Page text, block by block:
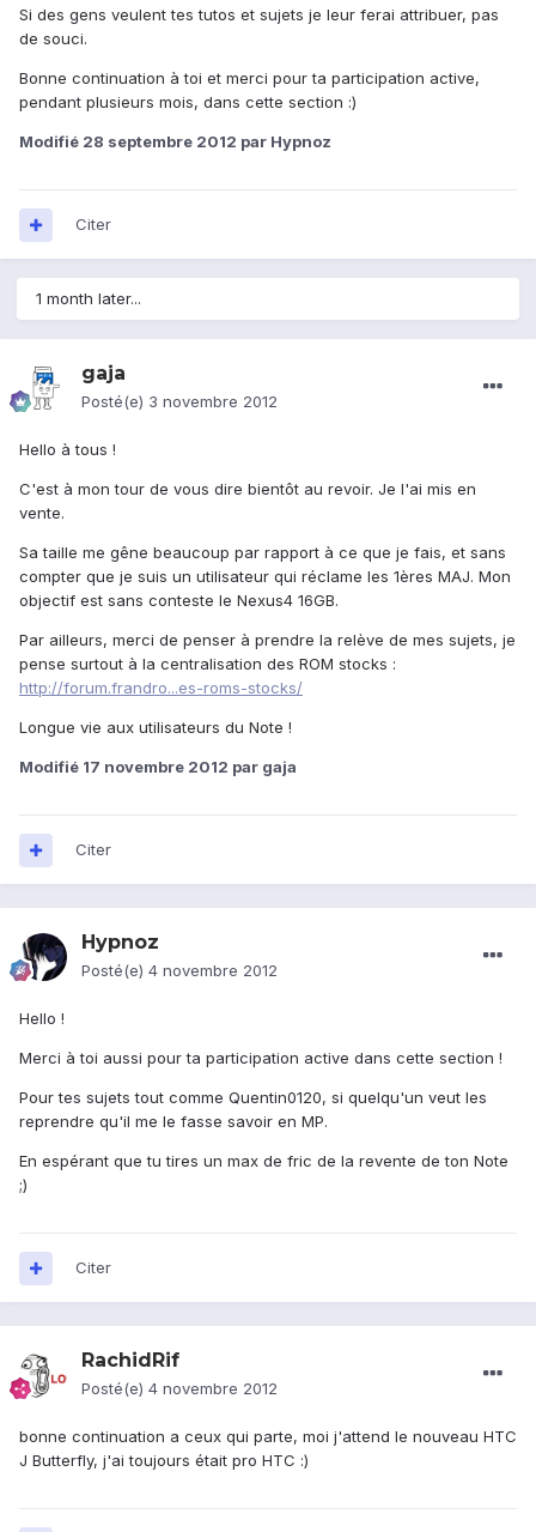
Si des gens veulent tes tutos et sujets je leur ferai attribuer, pas
de souci.
Bonne continuation à toi et merci pour ta participation active,
pendant plusieurs mois, dans cette section :)
Modifié 28 septembre 2012 par Hypnoz
Citer
1 month later...
gaja
Posté(e) 3 novembre 2012
Hello à tous !
C'est à mon tour de vous dire bientôt au revoir. Je l'ai mis en
vente.
Sa taille me gêne beaucoup par rapport à ce que je fais, et sans
compter que je suis un utilisateur qui réclame les 1ères MAJ. Mon
objectif est sans conteste le Nexus4 16GB.
Par ailleurs, merci de penser à prendre la relève de mes sujets, je
pense surtout à la centralisation des ROM stocks :
http://forum.frandro...es-roms-stocks/
Longue vie aux utilisateurs du Note !
Modifié 17 novembre 2012 par gaja
Citer
Hypnoz
Posté(e) 4 novembre 2012
Hello !
Merci à toi aussi pour ta participation active dans cette section !
Pour tes sujets tout comme Quentin0120, si quelqu'un veut les
reprendre qu'il me le fasse savoir en MP.
En espérant que tu tires un max de fric de la revente de ton Note
;)
Citer
RachidRif
Posté(e) 4 novembre 2012
bonne continuation a ceux qui parte, moi j'attend le nouveau HTC
J Butterfly, j'ai toujours était pro HTC :)